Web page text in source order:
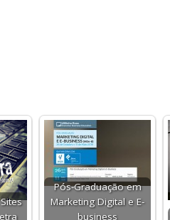
Pós-Graduação em
Marketing Digital e E-
business